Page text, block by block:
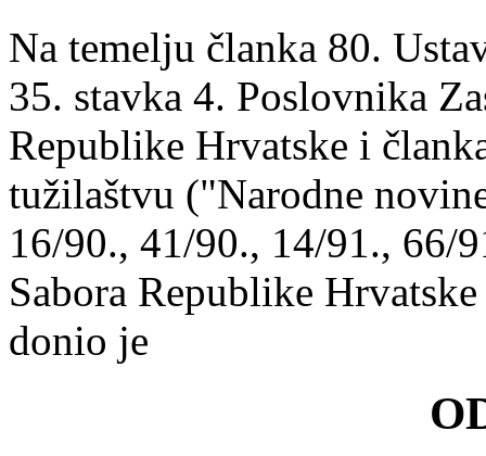
Na temelju članka 80.
35. stavka 4. Poslovnika
Republike Hrvatske i
tužilaštvu ("Narodne
16/90., 41/90., 14/91., 66/
Sabora Republike
donio je